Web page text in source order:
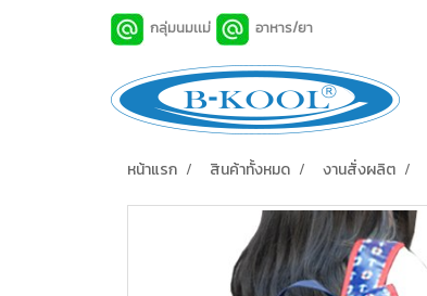
กลุ่มนมเเม่ อาหาร/ยา
หน้าแรก สินค้าทั้งหมด งานสั่งผลิต